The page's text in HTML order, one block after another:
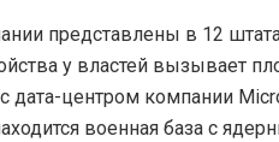
представлены в 12
у властей вызывает
центром компании
военная база с